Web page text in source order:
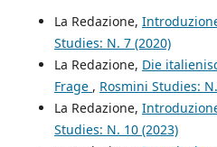
La Redazione,
Studies: N. 7 (2020)
La Redazione, Die
Frage , Rosmini Studies:
La Redazione,
Studies: N. 10 (2023)